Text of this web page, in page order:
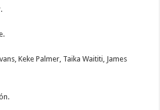
Keke Palmer, Taika Waititi, James